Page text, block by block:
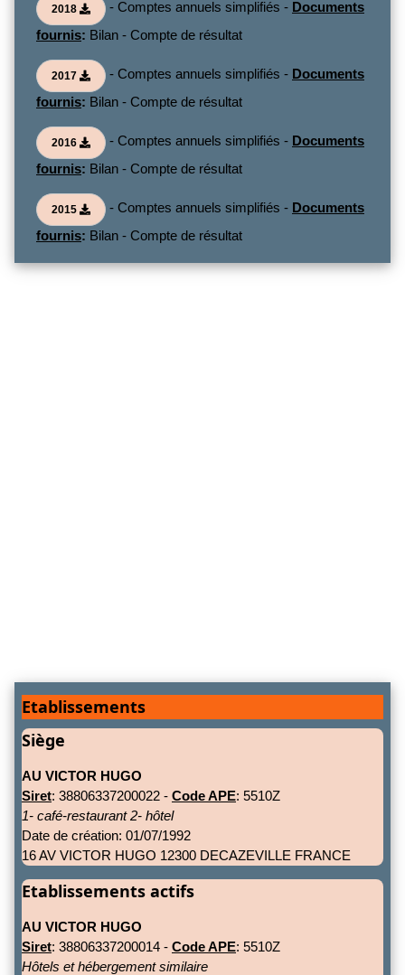
2018 - Comptes annuels simplifiés - Documents
fournis: Bilan - Compte de résultat
2017 - Comptes annuels simplifiés - Documents
fournis: Bilan - Compte de résultat
2016 - Comptes annuels simplifiés - Documents
fournis: Bilan - Compte de résultat
2015 - Comptes annuels simplifiés - Documents
fournis: Bilan - Compte de résultat
Etablissements
Siège
AU VICTOR HUGO
Siret: 38806337200022 - Code APE: 5510Z
1- café-restaurant 2- hôtel
Date de création: 01/07/1992
16 AV VICTOR HUGO 12300 DECAZEVILLE FRANCE
Etablissements actifs
AU VICTOR HUGO
Siret: 38806337200014 - Code APE: 5510Z
Hôtels et hébergement similaire